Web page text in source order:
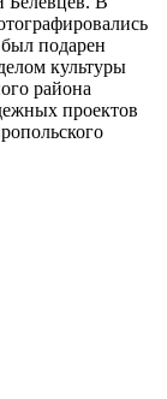
подарен
культуры
района
проектов